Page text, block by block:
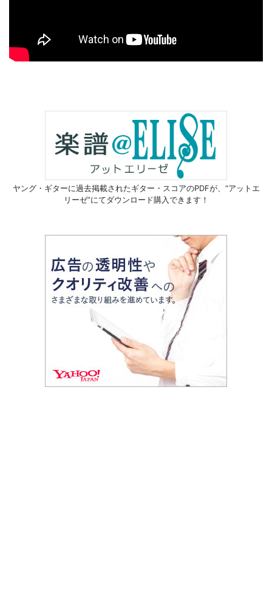
ヤング・ギターに過去掲載されたギター・スコアのPDFが、 “アットエ
リーゼ”にてダウンロード購入できます！